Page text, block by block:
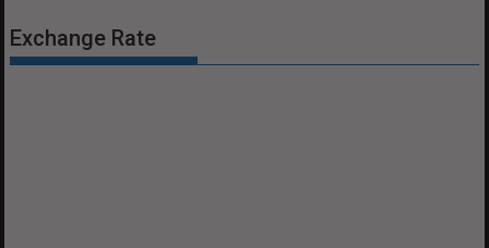
Exchange Rate